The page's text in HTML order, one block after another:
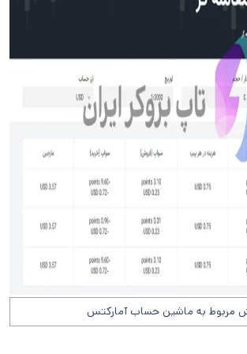
مربوط به ماشین حساب آمارکتس